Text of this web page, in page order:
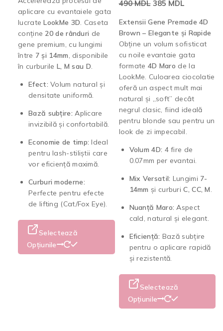
aplicare cu evantaiele gata
lucrateLookMe 3D . Caseta
conține 20 de rânduri de
gene premium, cu lungimi
între 7 și 14mm , disponibile
în curburile L, M sau D
Efect: Volum natural și
densitate uniformă.
Bază subțire: Aplicare
invizibilă și confortabilă.
Economie de timp: Ideal
pentru lash-stiliștii care
vor eficiență maximă.
Curburi moderne:
Perfecte pentru efecte
de lifting (Cat/Fox Eye).
Selectează
Opțiunile
490MDL 385 MDL
Extensii Gene Premade 4D
Brown – Elegante și Rapide
Obține un volum sofisticat
cu noile evantaie gata
formate 4D Maro de la
LookMe. Culoarea ciocolatie
oferă un aspect mult mai
natural și „soft” decât
negrul clasic, fiind ideală
pentru blonde sau pentru un
look de zi impecabil.
Volum 4D: 4 fire de
0.07mm per evantai.
Mix Versatil: Lungimi 7-
14mm și curburiC, CC, M
Nuanță Maro: Aspect
cald, natural și elegant.
Eficiență: Bază subțire
pentru o aplicare rapidă
și rezistentă.
Selectează
Opțiunile